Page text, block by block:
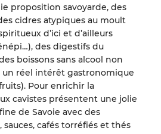
proposition savoyarde, des
cidres atypiques au moult
d’ici et d’ailleurs
des digestifs du
boissons sans alcool non
un réel intérêt gastronomique
Pour enrichir la
cavistes présentent une jolie
de Savoie avec des
cafés torréfiés et thés